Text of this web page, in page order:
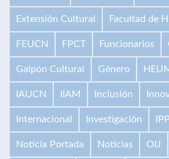
Extensión Cultural Facultad de
FEUCN FPCT Funcionarios
Galpón Cultural Género
IAUCN IIAM Inclusión
Internacional Investigación IPP
Noticia Portada Noticias OIJ